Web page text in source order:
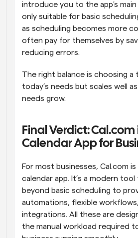
introduce you to the app's
only suitable for basic
as scheduling becomes more
often pay for themselves by
reducing errors.
The right balance is choosing
today’s needs but scales well
needs grow.
Final Verdict: Cal.com
Calendar App for
For most businesses, Cal.com
calendar app. It’s a modern
beyond basic scheduling to
automations, flexible
integrations. All these are
the manual workload required